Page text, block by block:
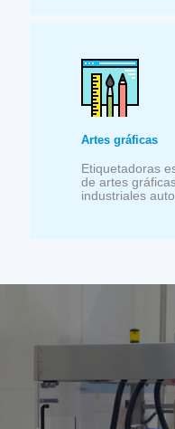
Artes gráficas
Etiquetadoras
de artes
industriales